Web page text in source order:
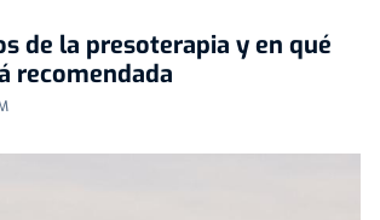
de la presoterapia y en qué
recomendada